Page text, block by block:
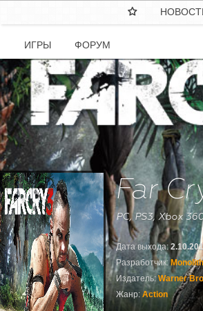

ИГРЫ ФОРУМ
Far
PC, PS3, Xbox
Дата выхода:
Разработчик:
Издатель: Warner
Жанр: Action